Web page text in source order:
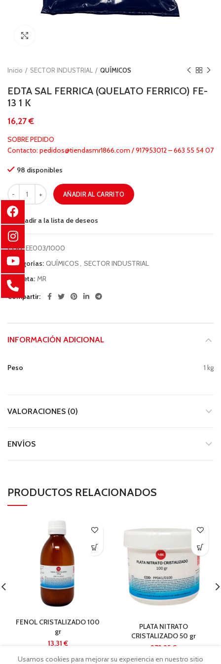
Inicio SECTOR INDUSTRIAL QUÍMICOS
EDTA SAL FERRICA (QUELATO FERRICO) FE-
13 1 K
€
SOBRE PEDIDO
Contacto: pedidos@tiendasmr1866.com / 917953012 – 663 55 54 07
98 disponibles
AÑADIR AL CARRITO
Añadir a la lista de deseos
COD:EE003/1000
Categorías: QUÍMICOS, SECTOR INDUSTRIAL
Etiqueta: MR
Compartir
INFORMACIÓN ADICIONAL
Peso 1 kg
VALORACIONES (0)
ENVÍOS
PRODUCTOS RELACIONADOS
FENOL CRISTALIZADO 100
gr
€
PLATA NITRATO
CRISTALIZADO 50 gr
€
Usamos cookies para mejorar su experiencia en nuestro sitio